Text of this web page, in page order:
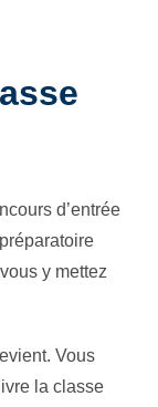
d’entrée
y mettez
Vous
la classe